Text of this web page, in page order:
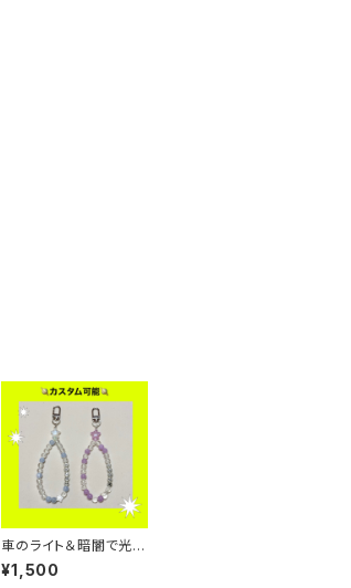
車のライト＆暗闇で光
る！！蓄光＋反射糸を使
ったキーホルダー
¥1,500